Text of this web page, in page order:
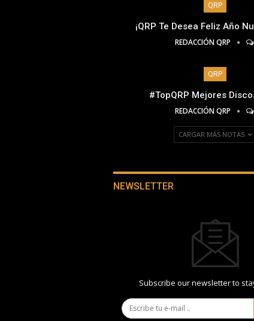
QRP
¡QRP Te Desea Feliz Año
REDACCIÓN QRP
QRP
#TopQRP Mejores
REDACCIÓN QRP
CARGAR MÁS NOTAS
NEWSLETTER
Subscribe our newsletter to